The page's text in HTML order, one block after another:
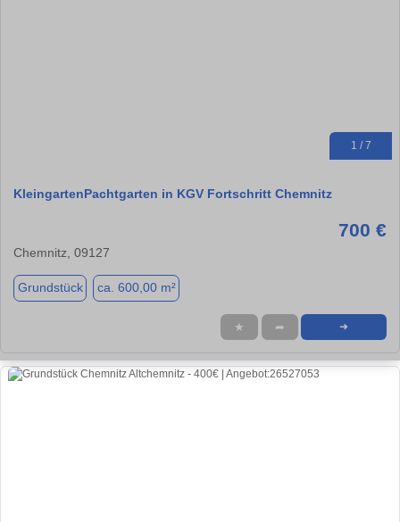
1 / 7
KleingartenPachtgarten in KGV Fortschritt Chemnitz
700 €
Chemnitz, 09127
Grundstück ca. 600,00 m²
★ ➦ ➜